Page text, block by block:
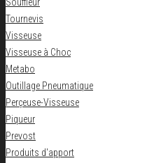
Tournevis
Visseuse
Visseuse à Choc
Metabo
Outillage Pneumatique
Perçeuse-Visseuse
Piqueur
Prevost
Produits d'apport